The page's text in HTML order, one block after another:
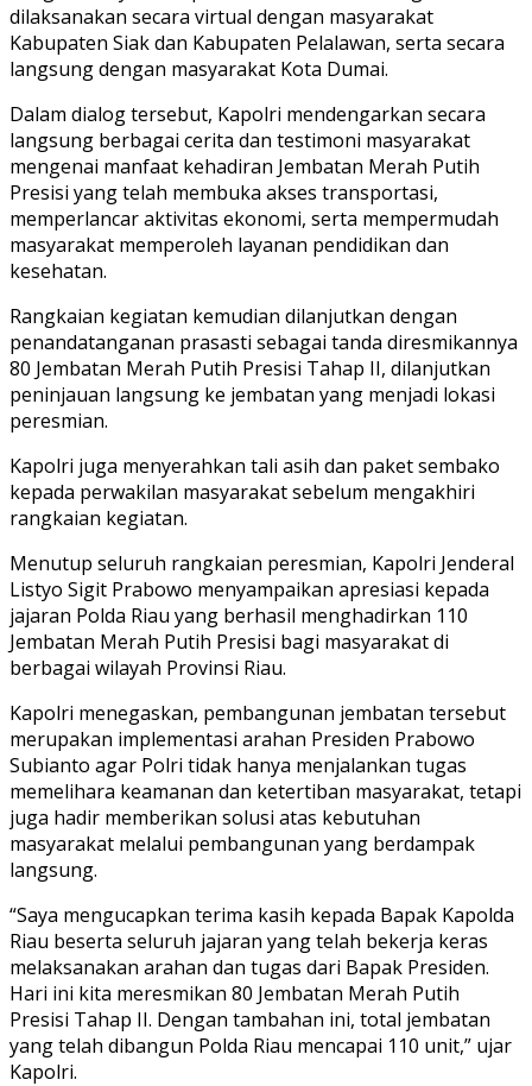
dilaksanakan secara virtual dengan masyarakat
Kabupaten Siak dan Kabupaten Pelalawan, serta secara
langsung dengan masyarakat Kota Dumai.
Dalam dialog tersebut, Kapolri mendengarkan secara
langsung berbagai cerita dan testimoni masyarakat
mengenai manfaat kehadiran Jembatan Merah Putih
Presisi yang telah membuka akses transportasi,
memperlancar aktivitas ekonomi, serta mempermudah
masyarakat memperoleh layanan pendidikan dan
kesehatan.
Rangkaian kegiatan kemudian dilanjutkan dengan
penandatanganan prasasti sebagai tanda diresmikannya
80 Jembatan Merah Putih Presisi Tahap II, dilanjutkan
peninjauan langsung ke jembatan yang menjadi lokasi
peresmian.
Kapolri juga menyerahkan tali asih dan paket sembako
kepada perwakilan masyarakat sebelum mengakhiri
rangkaian kegiatan.
Menutup seluruh rangkaian peresmian, Kapolri Jenderal
Listyo Sigit Prabowo menyampaikan apresiasi kepada
jajaran Polda Riau yang berhasil menghadirkan 110
Jembatan Merah Putih Presisi bagi masyarakat di
berbagai wilayah Provinsi Riau.
Kapolri menegaskan, pembangunan jembatan tersebut
merupakan implementasi arahan Presiden Prabowo
Subianto agar Polri tidak hanya menjalankan tugas
memelihara keamanan dan ketertiban masyarakat, tetapi
juga hadir memberikan solusi atas kebutuhan
masyarakat melalui pembangunan yang berdampak
langsung.
“Saya mengucapkan terima kasih kepada Bapak Kapolda
Riau beserta seluruh jajaran yang telah bekerja keras
melaksanakan arahan dan tugas dari Bapak Presiden.
Hari ini kita meresmikan 80 Jembatan Merah Putih
Presisi Tahap II. Dengan tambahan ini, total jembatan
yang telah dibangun Polda Riau mencapai 110 unit,” ujar
Kapolri.